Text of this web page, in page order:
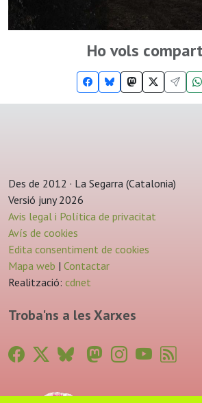
Ho vols
Des de 2012 · La Segarra (Catalonia)
Versió juny 2026
Avis legal i Política de privacitat
Avís de cookies
Edita consentiment de cookies
Mapa web | Contactar
Realització: cdnet
Troba'ns a les Xarxes